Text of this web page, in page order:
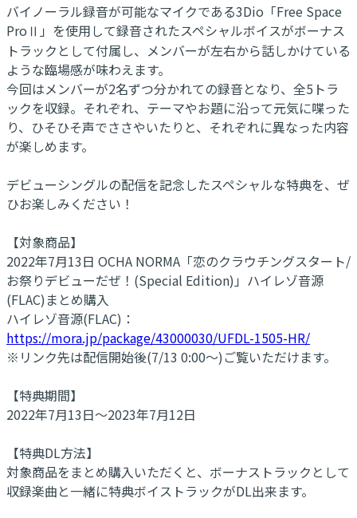
バイノーラル録音が可能なマイクである3Dio「Free Space
ProⅡ」を使用して録音されたスペシャルボイスがボーナス
トラックとして付属し、メンバーが左右から話しかけている
ような臨場感が味わえます。
今回はメンバーが2名ずつ分かれての録音となり、全5トラ
ックを収録。それぞれ、テーマやお題に沿って元気に喋った
り、ひそひそ声でささやいたりと、それぞれに異なった内容
が楽しめます。
デビューシングルの配信を記念したスペシャルな特典を、ぜ
ひお楽しみください！
【対象商品】
2022年7月13日 OCHA NORMA「恋のクラウチングスタート/
お祭りデビューだぜ！(Special Edition)」ハイレゾ音源
(FLAC)まとめ購入
ハイレゾ音源(FLAC)：
https://mora.jp/package/43000030/UFDL-1505-HR/
※リンク先は配信開始後(7/13 0:00～)ご覧いただけます。
【特典期間】
2022年7月13日～2023年7月12日
【特典DL方法】
対象商品をまとめ購入いただくと、ボーナストラックとして
収録楽曲と一緒に特典ボイストラックがDL出来ます。